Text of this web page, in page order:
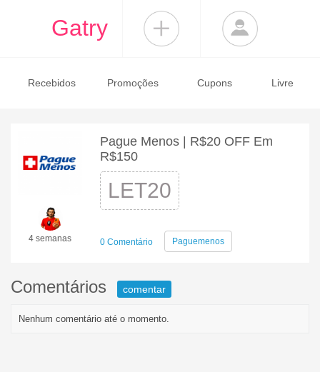
Gatry
Recebidos Promoções Cupons Livre
4 semanas
Pague Menos | R$20 OFF Em
R$150
LET20
0 Comentário Paguemenos
Comentários comentar
Nenhum comentário até o momento.